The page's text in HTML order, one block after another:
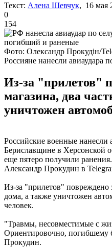
Текст: Алена Шевчук, 16 мая
0
154
Фото: Олександр Прокудін/
Россияне нанесли авиаудара
Из-за "прилетов"
магазина, два
уничтожен
Российские военные нанесли
Бериславщине в Херсонской
еще пятеро получили
Александр Прокудин в
Из-за "прилетов" повреждено
дома, а также уничтожен
человек.
"Травмы, несовместимые с
Ориентировочно, погибшему
Прокудин.